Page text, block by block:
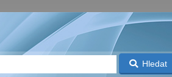
Hledat